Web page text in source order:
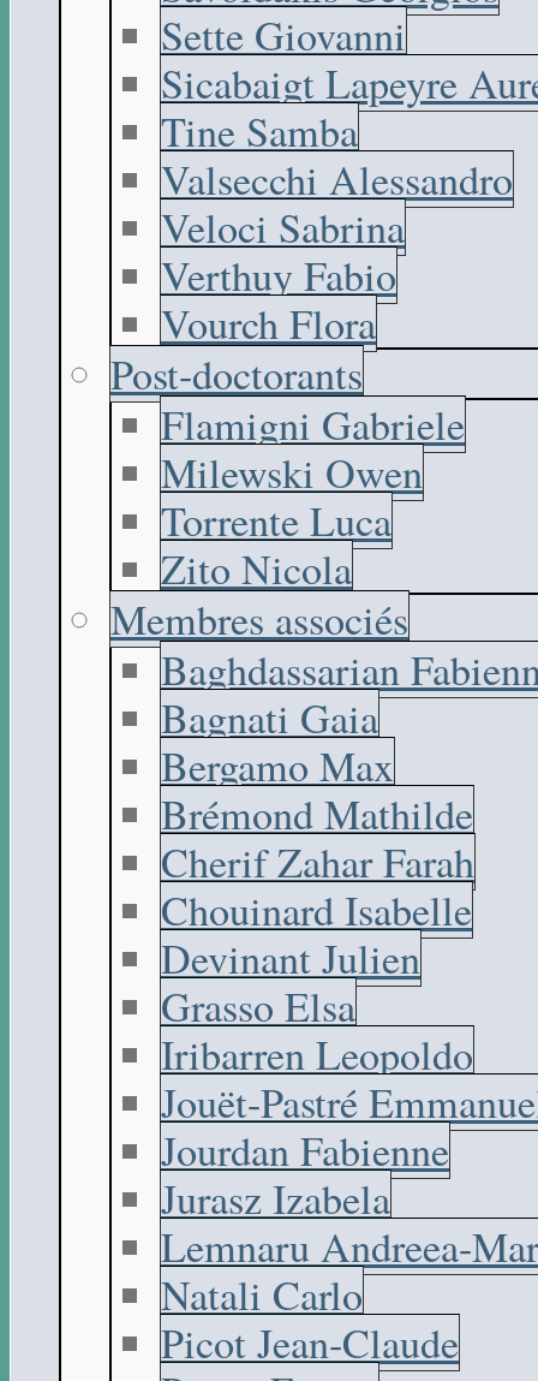
Sette Giovanni
Sicabaigt Lapeyre
Tine Samba
Valsecchi Alessandro
Veloci Sabrina
Verthuy Fabio
Vourch Flora
Post-doctorants
Flamigni Gabriele
Milewski Owen
Torrente Luca
Zito Nicola
Membres associés
Baghdassarian
Bagnati Gaia
Bergamo Max
Brémond Mathilde
Cherif Zahar Farah
Chouinard Isabelle
Devinant Julien
Grasso Elsa
Iribarren Leopoldo
Jouët-Pastré
Jourdan Fabienne
Jurasz Izabela
Lemnaru Andreea-
Natali Carlo
Picot Jean-Claude